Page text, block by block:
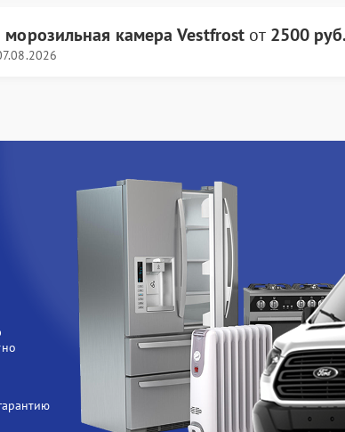
морозильная камера Vestfrost от 2500 руб.